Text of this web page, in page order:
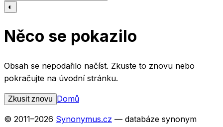
◐
Něco se pokazilo
Obsah se nepodařilo načíst. Zkuste to znovu nebo
pokračujte na úvodní stránku.
Zkusit znovu Domů
© 2011–2026 Synonymus.cz — databáze synonym